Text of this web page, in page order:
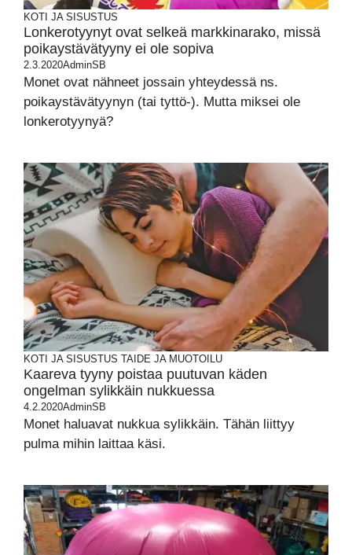
KOTI JA SISUSTUS
Lonkerotyynyt ovat selkeä markkinarako, missä
poikaystävätyyny ei ole sopiva
2.3.2020AdminSB
Monet ovat nähneet jossain yhteydessä ns.
poikaystävätyynyn (tai tyttö-). Mutta miksei ole
lonkerotyynyä?
KOTI JA SISUSTUS TAIDE JA MUOTOILU
Kaareva tyyny poistaa puutuvan käden
ongelman sylikkäin nukkuessa
4.2.2020AdminSB
Monet haluavat nukkua sylikkäin. Tähän liittyy
pulma mihin laittaa käsi.